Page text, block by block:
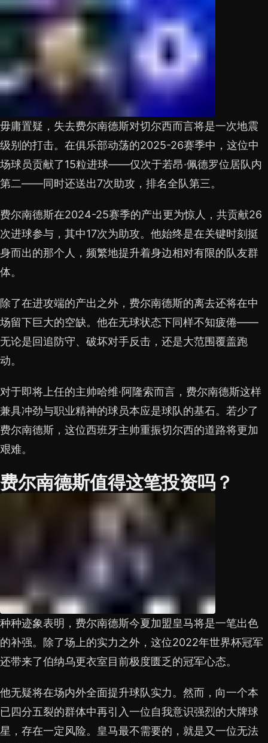
毋庸置疑，失去费尔南德斯对切尔西而言将是一次地震
级别的打击。在俱乐部动荡的2025-26赛季中，这位中
场球员贡献了15粒进球——仅次于若昂·佩德罗位居队内
第二——同时还送出7次助攻，排名全队第三。
费尔南德斯在2024-25赛季的产出更为惊人，共贡献26
次进球参与，其中17次为助攻。他始终是在关键时刻挺
身而出的那个人，频繁地提升着身边相对有限的队友群
体。
除了在进攻端的产出之外，费尔南德斯的离去还将在中
场留下巨大的空缺。他在无球状态下同样不知疲倦——
无论是回追防守、破坏对手反击，还是大范围覆盖跑
动。
对于即将上任的主帅哈维·阿隆索而言，费尔南德斯这样
兼具冲劲与职业精神的球员本应是球队的基石。若少了
费尔南德斯，这位西班牙主帅重振切尔西的道路将更加
艰难。
费尔南德斯值得这笔投资吗？
种种迹象表明，费尔南德斯今夏加盟皇马将是一笔出色
的补强。除了场上的实力之外，这位2022年世界杯冠军
还带来了伯纳乌更衣室目前极度匮乏的冠军心态。
他无疑将在场内外全面提升球队实力。然而，向一个本
已四分五裂的群体中再引入一位自我意识强烈的大牌球
星，存在一定风险。皇马最不需要的，就是又一位无法